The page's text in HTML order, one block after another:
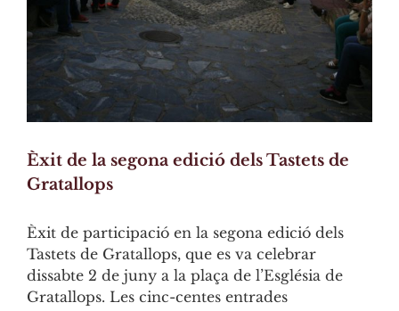
Èxit de la segona edició dels Tastets de
Gratallops
Èxit de participació en la segona edició dels
Tastets de Gratallops, que es va celebrar
dissabte 2 de juny a la plaça de l’Església de
Gratallops. Les cinc-centes entrades